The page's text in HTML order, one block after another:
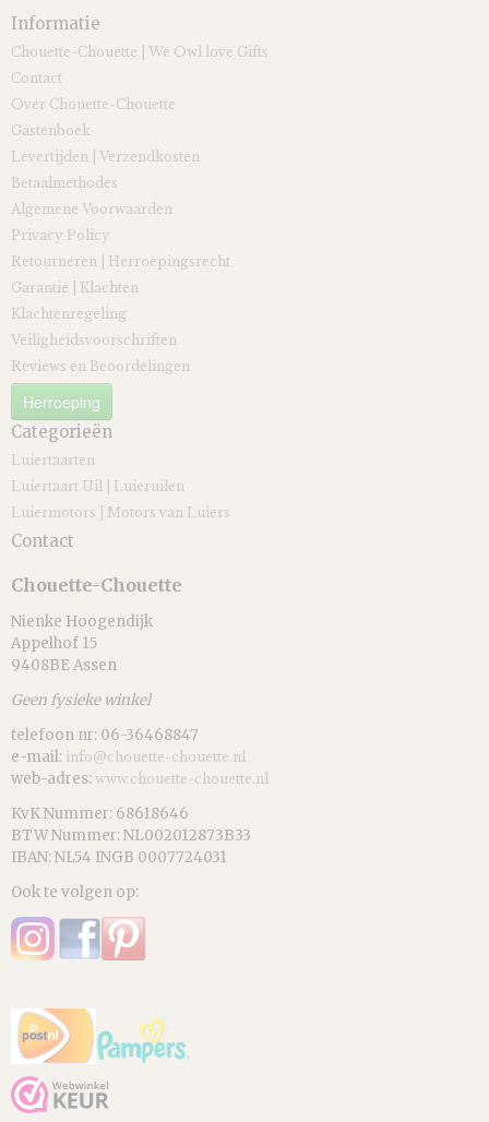
Informatie
Chouette-Chouette | We Owl love Gifts
Contact
Over Chouette-Chouette
Gastenboek
Levertijden | Verzendkosten
Betaalmethodes
Algemene Voorwaarden
Privacy Policy
Retourneren | Herroepingsrecht
Garantie | Klachten
Klachtenregeling
Veiligheidsvoorschriften
Reviews en Beoordelingen
Herroeping
Categorieën
Luiertaarten
Luiertaart Uil | Luieruilen
Luiermotors | Motors van Luiers
Contact
Chouette-Chouette
Nienke Hoogendijk
Appelhof 15
9408BE Assen
Geen fysieke winkel
telefoon nr: 06-36468847
e-mail: info@chouette-chouette.nl
web-adres: www.chouette-chouette.nl
KvK Nummer: 68618646
BTW Nummer: NL002012873B33
IBAN: NL54 INGB 0007724031
Ook te volgen op: